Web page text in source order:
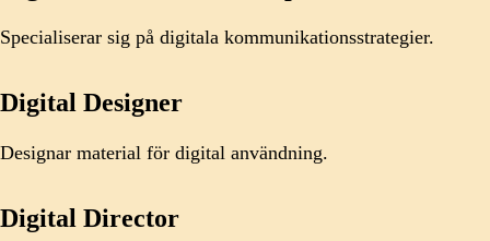
Specialiserar sig på digitala kommunikationsstrategier.
Digital Designer
Designar material för digital användning.
Digital Director